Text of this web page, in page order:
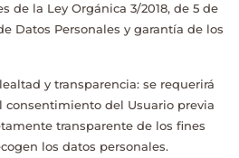
de la Ley Orgánica 3/2018, de 5 de
Datos Personales y garantía de los
y transparencia: se requerirá
del Usuario previa
transparente de los fines
los datos personales.